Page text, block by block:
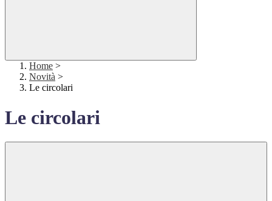
Home >
Novità >
Le circolari
Le circolari